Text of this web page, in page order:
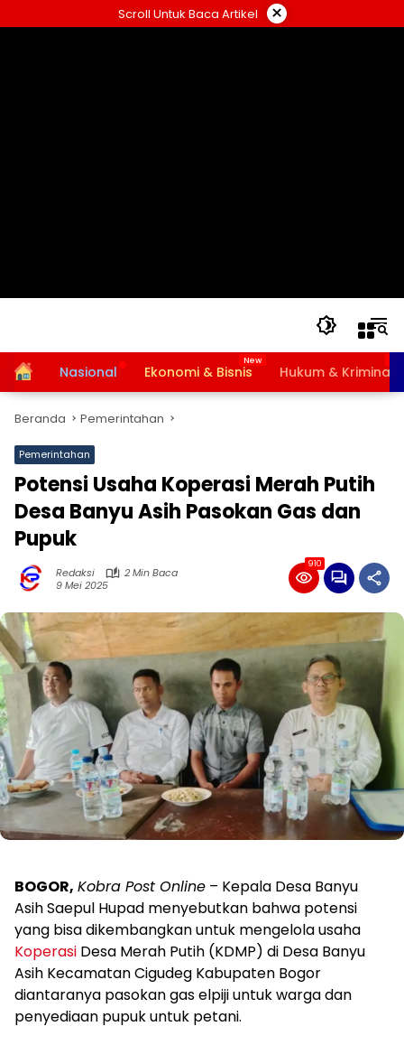
ke
Scroll Untuk Baca Artikel ×
HomeNasional Ekonomi & Bisnis Hukum & Kriminal
Beranda Pemerintahan
Pemerintahan
Potensi Usaha Koperasi Merah Putih
Desa Banyu Asih Pasokan Gas dan
Pupuk
Redaksi
2 Min Baca
9 Mei 2025
910
BOGOR, Kobra Post Online – Kepala Desa Banyu
Asih Saepul Hupad menyebutkan bahwa potensi
yang bisa dikembangkan untuk mengelola usaha
Koperasi Desa Merah Putih (KDMP) di Desa Banyu
Asih Kecamatan Cigudeg Kabupaten Bogor
diantaranya pasokan gas elpiji untuk warga dan
penyediaan pupuk untuk petani.